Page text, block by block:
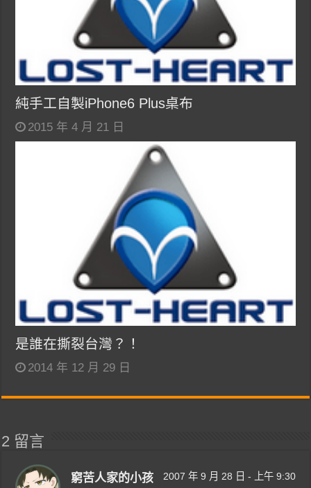
純手工自製iPhone6 Plus桌布
2015 年 4 月 21 日
是誰在撕裂台灣？！
2014 年 12 月 29 日
2 留言
窮苦人家的小孩 2007 年 9 月 28 日 - 上午 9:30